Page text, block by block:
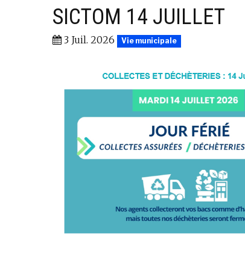
SICTOM 14 JUILLET
3 Juil. 2026 Vie municipale